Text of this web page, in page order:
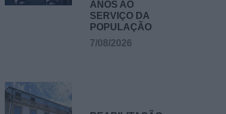
ANOS AO
SERVIÇO DA
POPULAÇÃO
7/08/2026